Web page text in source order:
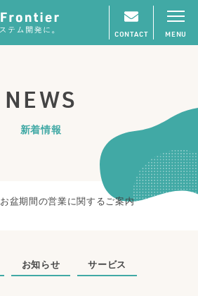
CONTACT MENU
NEWS
新着情報
お盆期間の営業に関するご案内
お知らせ サービス